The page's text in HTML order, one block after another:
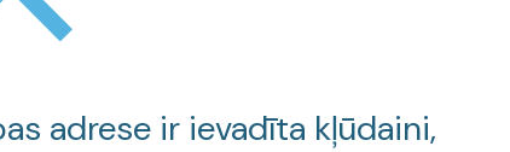
adrese ir ievadīta kļūdaini,